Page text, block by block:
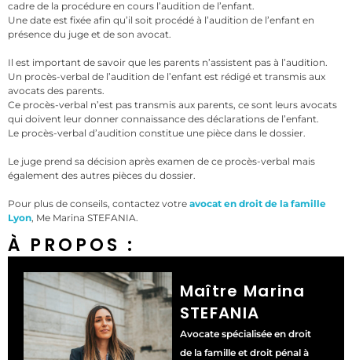
cadre de la procédure en cours l’audition de l’enfant.
Une date est fixée afin qu’il soit procédé à l’audition de l’enfant en
présence du juge et de son avocat.
Il est important de savoir que les parents n’assistent pas à l’audition.
Un procès-verbal de l’audition de l’enfant est rédigé et transmis aux
avocats des parents.
Ce procès-verbal n’est pas transmis aux parents, ce sont leurs avocats
qui doivent leur donner connaissance des déclarations de l’enfant.
Le procès-verbal d’audition constitue une pièce dans le dossier.
Le juge prend sa décision après examen de ce procès-verbal mais
également des autres pièces du dossier.
Pour plus de conseils, contactez votre avocat en droit de la famille
Lyon, Me Marina STEFANIA.
À PROPOS :
Maître Marina
STEFANIA
Avocate spécialisée en droit
de la famille et droit pénal à